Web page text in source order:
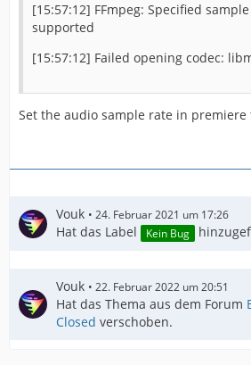
[15:57:12] FFmpeg: Specified
supported
[15:57:12] Failed opening codec:
Set the audio sample rate in premiere
Vouk 24. Februar 2021 um 17:26
Hat das Label Kein Bug
Vouk 22. Februar 2022 um 20:51
Hat das Thema aus dem Forum
Closed verschoben.